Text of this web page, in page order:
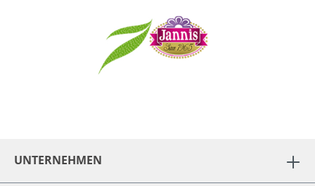
UNTERNEHMEN